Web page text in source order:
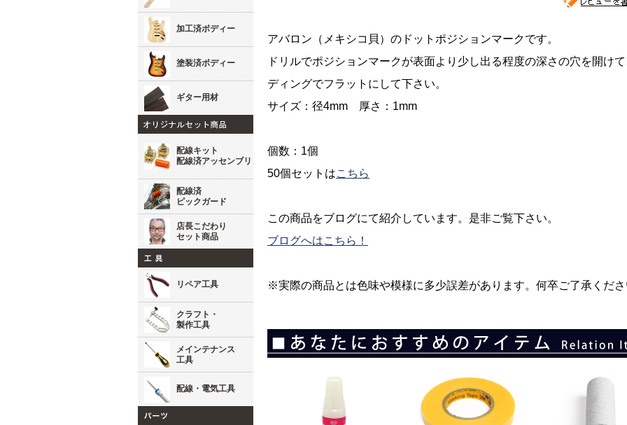
加工済ボディー
塗装済ボディー
ギター用材
配線キット
配線済アッセンブリ
配線済
ピックガード
店長こだわり
セット商品
リペア工具
クラフト・
製作工具
メインテナンス
工具
配線・電気工具
アバロン（メキシコ貝）のドットポジションマークです。
ドリルでポジションマークが表面より少し出る程度の深さの穴を開け
ディングでフラットにして下さい。
サイズ：径4mm 厚さ：1mm
個数：1個
50個セットはこちら
この商品をブログにて紹介しています。是非ご覧下さい。
ブログへはこちら！
※実際の商品とは色味や模様に多少誤差があります。何卒ご了承くだ